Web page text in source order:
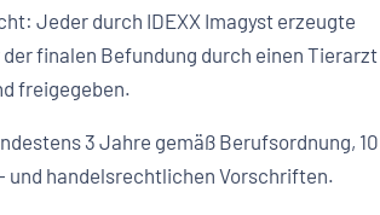
Jeder durch IDEXX Imagyst erzeugte
finalen Befundung durch einen Tierarzt
freigegeben.
3 Jahre gemäß Berufsordnung, 10
und handelsrechtlichen Vorschriften.